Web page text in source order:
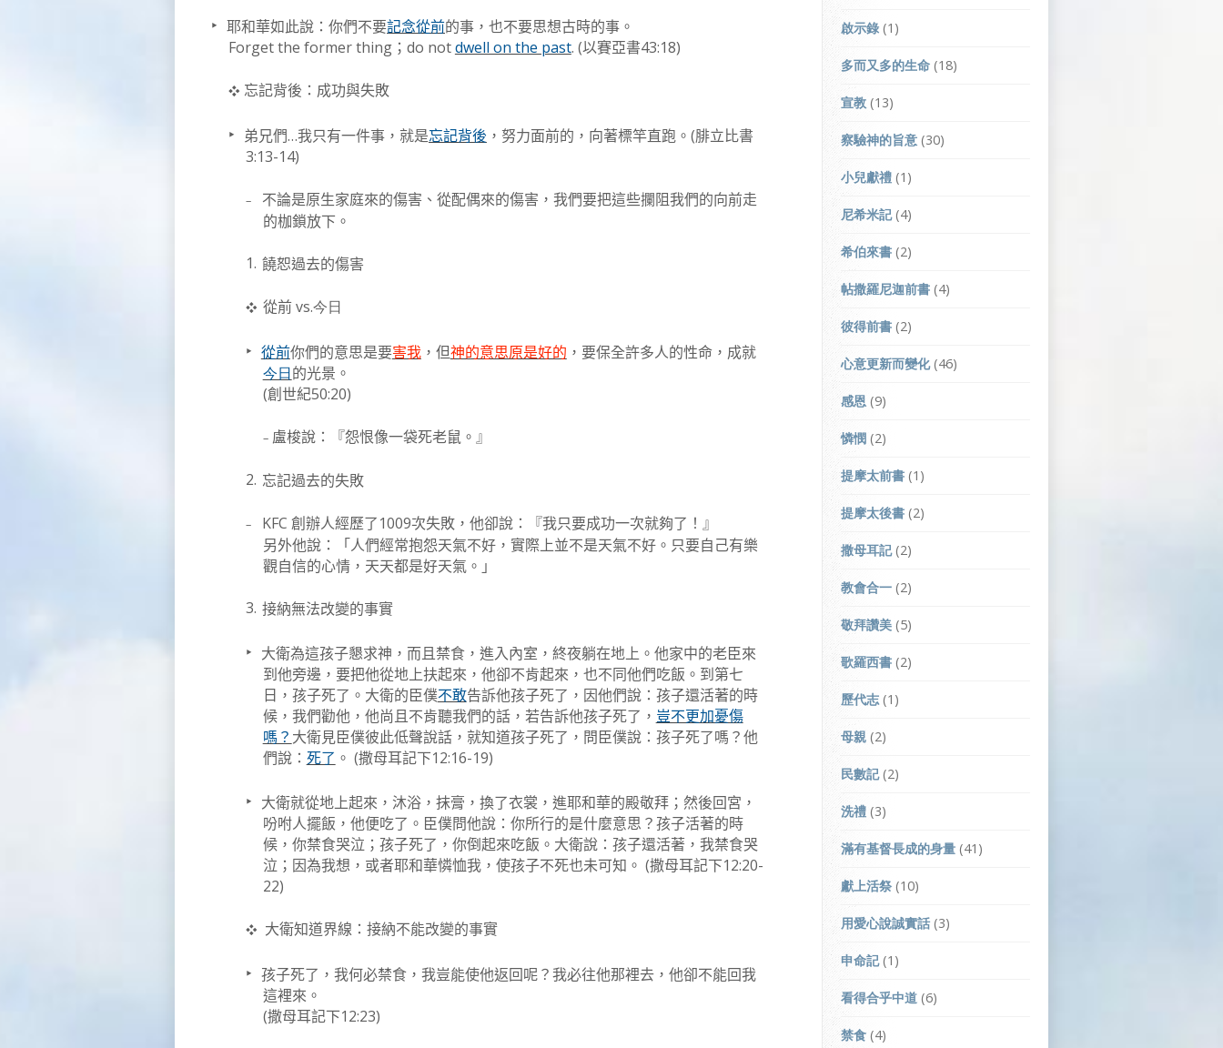
‣ 耶和華如此說：你們不要記念從前的事，也不要思想古時的事。
Forget the former thing； do notdwell on the past. (以賽亞書43:18)
❖ 忘記背後：成功與失敗
‣ 弟兄們…我只有一件事，就是忘記背後 ， 努力面前的，向著標竿直跑。 (腓立比書
3:13-14)
–
不論是原生家庭來的傷害、從配偶來的傷害，我們要把這些攔阻我們的向前走
的枷鎖放下。
1. 饒恕過去的傷害
❖ 從前 vs.今日
‣ 從前你們的意思是要害我，但神的意思原是好的 ，要保全許多人的性命，成就
今日 的光景。
(創世紀50:20)
– 盧梭說： 『怨恨像一袋死老鼠。』
2. 忘記過去的失敗
– KFC 創辦人經歷了 1009次失敗，他卻說：『我只要成功一次就夠了！』
另外他說：「人們經常抱怨天氣不好，實際上並不是天氣不好。只要自己有樂
觀自信的心情，天天都是好天氣。」
3. 接納無法改變的事實
‣
大衛為這孩子懇求神，而且禁食，進入內室，終夜躺在地上。他家中的老臣來
到他旁邊，要把他從地上扶起來，他卻不肯起來，也不同他們吃飯。到第七
日，孩子死了。大衛的臣僕不敢告訴他孩子死了，因他們說：孩子還活著的時
候，我們勸他，他尚且不肯聽我們的話，若告訴他孩子死了， 豈不更加憂傷
嗎？ 大衛見臣僕彼此低聲說話，就知道孩子死了，問臣僕說：孩子死了嗎？他
們說： 死了 。 (撒母耳記下12:16-19)
‣
大衛就從地上起來，沐浴，抹膏，換了衣裳，進耶和華的殿敬拜；然後回宮，
吩咐人擺飯，他便吃了。臣僕問他說：你所行的是什麼意思？孩子活著的時
候，你禁食哭泣；孩子死了，你倒起來吃飯。大衛說：孩子還活著，我禁食哭
泣；因為我想，或者耶和華憐恤我，使孩子不死也未可知。 (撒母耳記下12:20-
22)
❖ 大衛知道界線：接納不能改變的事實
‣
孩子死了，我何必禁食，我豈能使他返回呢？我必往他那裡去，他卻不能回我
這裡來。
(撒母耳記下12:23)
啟示錄 (1)
多而又多的生命 (18)
宣教 (13)
察驗神的旨意 (30)
小兒獻禮 (1)
尼希米記(4)
希伯來書 (2)
帖撒羅尼迦前書 (4)
彼得前書 (2)
心意更新而變化(46)
感恩 (9)
憐憫 (2)
提摩太前書 (1)
提摩太後書 (2)
撒母耳記(2)
教會合一 (2)
敬拜讚美 (5)
歌羅西書 (2)
歷代志 (1)
母親 (2)
民數記(2)
洗禮 (3)
滿有基督長成的身量 (41)
獻上活祭 (10)
用愛心說誠實話 (3)
申命記(1)
看得合乎中道 (6)
禁食 (4)